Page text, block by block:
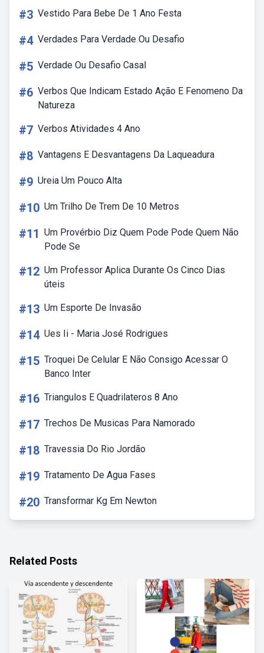
#3 Vestido Para Bebe De 1 Ano Festa
#4 Verdades Para Verdade Ou Desafio
#5 Verdade Ou Desafio Casal
#6 Verbos Que Indicam Estado Ação E Fenomeno Da
Natureza
#7 Verbos Atividades 4 Ano
#8 Vantagens E Desvantagens Da Laqueadura
#9 Ureia Um Pouco Alta
#10 Um Trilho De Trem De 10 Metros
#11 Um Provérbio Diz Quem Pode Pode Quem Não
Pode Se
#12 Um Professor Aplica Durante Os Cinco Dias
úteis
#13 Um Esporte De Invasão
#14 Ues Ii - Maria José Rodrigues
#15 Troquei De Celular E Não Consigo Acessar O
Banco Inter
#16 Triangulos E Quadrilateros 8 Ano
#17 Trechos De Musicas Para Namorado
#18 Travessia Do Rio Jordão
#19 Tratamento De Agua Fases
#20 Transformar Kg Em Newton
Related Posts